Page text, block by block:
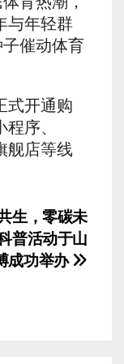
与年轻群
子催动体育
式开通购
序、
舰店等线
生，零碳未
普活动于山
成功举办